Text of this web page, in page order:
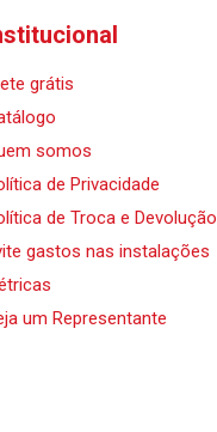
grátis
somos
de Privacidade
de Troca e Devolução
gastos nas instalações
um Representante